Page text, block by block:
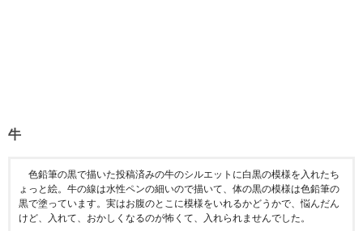
牛
色鉛筆の黒で描いた投稿済みの牛のシルエットに白黒の模様を入れたち
ょっと絵。牛の線は水性ペンの細いので描いて、体の黒の模様は色鉛筆の
黒で塗っています。実はお腹のとこに模様をいれるかどうかで、悩んだん
けど、入れて、おかしくなるのが怖くて、入れられませんでした。